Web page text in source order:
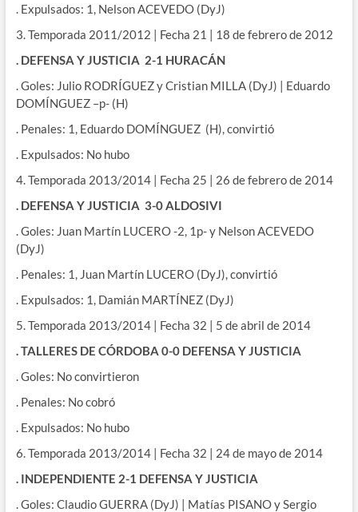
. Expulsados: 1, Nelson ACEVEDO (DyJ)
3. Temporada 2011/2012 | Fecha 21 | 18 de febrero de 2012
. DEFENSA Y JUSTICIA 2-1 HURACÁN
. Goles: Julio RODRÍGUEZ y Cristian MILLA (DyJ) | Eduardo
DOMÍNGUEZ –p- (H)
. Penales: 1, Eduardo DOMÍNGUEZ (H), convirtió
. Expulsados: No hubo
4. Temporada 2013/2014 | Fecha 25 | 26 de febrero de 2014
. DEFENSA Y JUSTICIA 3-0 ALDOSIVI
. Goles: Juan Martín LUCERO -2, 1p- y Nelson ACEVEDO
(DyJ)
. Penales: 1, Juan Martín LUCERO (DyJ), convirtió
. Expulsados: 1, Damián MARTÍNEZ (DyJ)
5. Temporada 2013/2014 | Fecha 32 | 5 de abril de 2014
. TALLERES DE CÓRDOBA 0-0 DEFENSA Y JUSTICIA
. Goles: No convirtieron
. Penales: No cobró
. Expulsados: No hubo
6. Temporada 2013/2014 | Fecha 32 | 24 de mayo de 2014
. INDEPENDIENTE 2-1 DEFENSA Y JUSTICIA
. Goles: Claudio GUERRA (DyJ) | Matías PISANO y Sergio